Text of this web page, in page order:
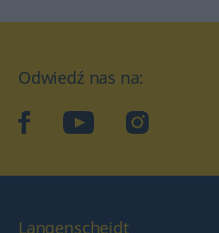
Odwiedź nas na:
facebookYouTubeInstagram
Langenscheidt